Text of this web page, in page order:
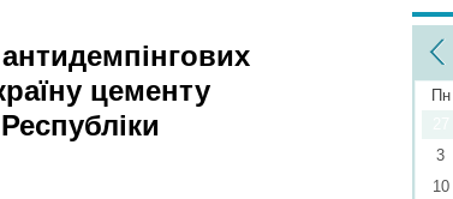
цементу
Пн
3
10